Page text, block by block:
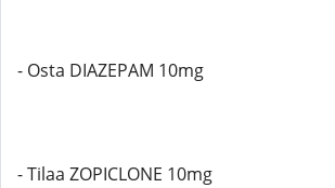
- Osta DIAZEPAM 10mg
- Tilaa ZOPICLONE 10mg